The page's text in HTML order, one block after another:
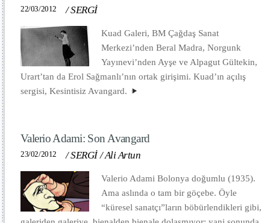
22/03/2012 /SERGİ
Kuad Galeri, BM Çağdaş Sanat
Merkezi’nden Beral Madra, Norgunk
Yayınevi’nden Ayşe ve Alpagut Gültekin,
Urart’tan da Erol Sağmanlı’nın ortak girişimi. Kuad’ın açılış
sergisi, Kesintisiz Avangard.
Valerio Adami: Son Avangard
23/02/2012 /SERGİ /Ali Artun
Valerio Adami Bolonya doğumlu (1935).
Ama aslında o tam bir göçebe. Öyle
“küresel sanatçı”ların böbürlendikleri gibi,